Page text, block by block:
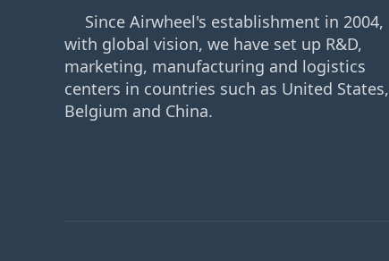
Since Airwheel's establishment in 2004,
with global vision, we have set up R&D,
marketing, manufacturing and logistics
centers in countries such as United States,
Belgium and China.